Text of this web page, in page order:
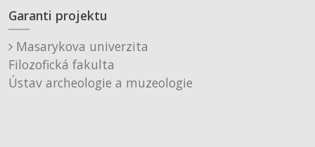
Garanti projektu
Masarykova univerzita
Filozofická fakulta
Ústav archeologie a muzeologie